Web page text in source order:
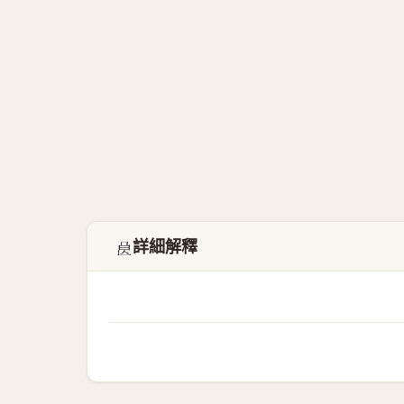
𣌩詳細解釋